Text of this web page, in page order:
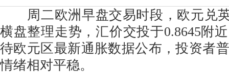
周二欧洲早盘交易时段，欧元兑英
横盘整理走势，汇价交投于0.8645附
待欧元区最新通胀数据公布，投资者
情绪相对平稳。